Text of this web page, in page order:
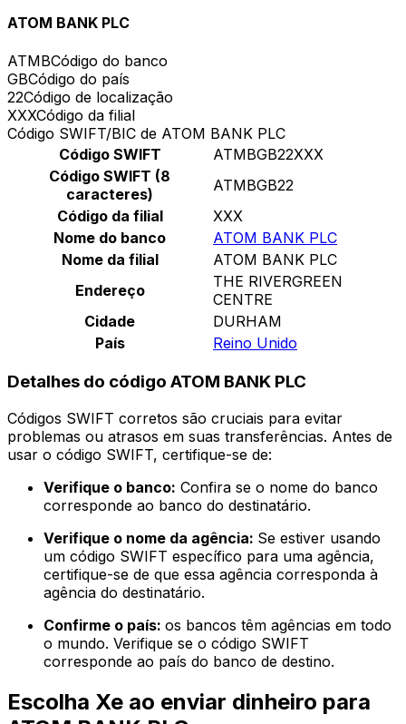
ATOM BANK PLC
ATMBCódigo do banco
GBCódigo do país
22Código de localização
XXXCódigo da filial
Código SWIFT/BIC de ATOM BANK PLC
Código SWIFT
ATMBGB22XXX
Código SWIFT (8
caracteres)
ATMBGB22
Código da filial
XXX
Nome do banco
ATOM BANK PLC
Nome da filial
ATOM BANK PLC
Endereço
THE RIVERGREEN
CENTRE
Cidade
DURHAM
País
Reino Unido
Detalhes do código ATOM BANK PLC
Códigos SWIFT corretos são cruciais para evitar
problemas ou atrasos em suas transferências. Antes de
usar o código SWIFT, certifique-se de:
Verifique o banco: Confira se o nome do banco
corresponde ao banco do destinatário.
Verifique o nome da agência: Se estiver usando
um código SWIFT específico para uma agência,
certifique-se de que essa agência corresponda à
agência do destinatário.
Confirme o país: os bancos têm agências em todo
o mundo. Verifique se o código SWIFT
corresponde ao país do banco de destino.
Escolha Xe ao enviar dinheiro para